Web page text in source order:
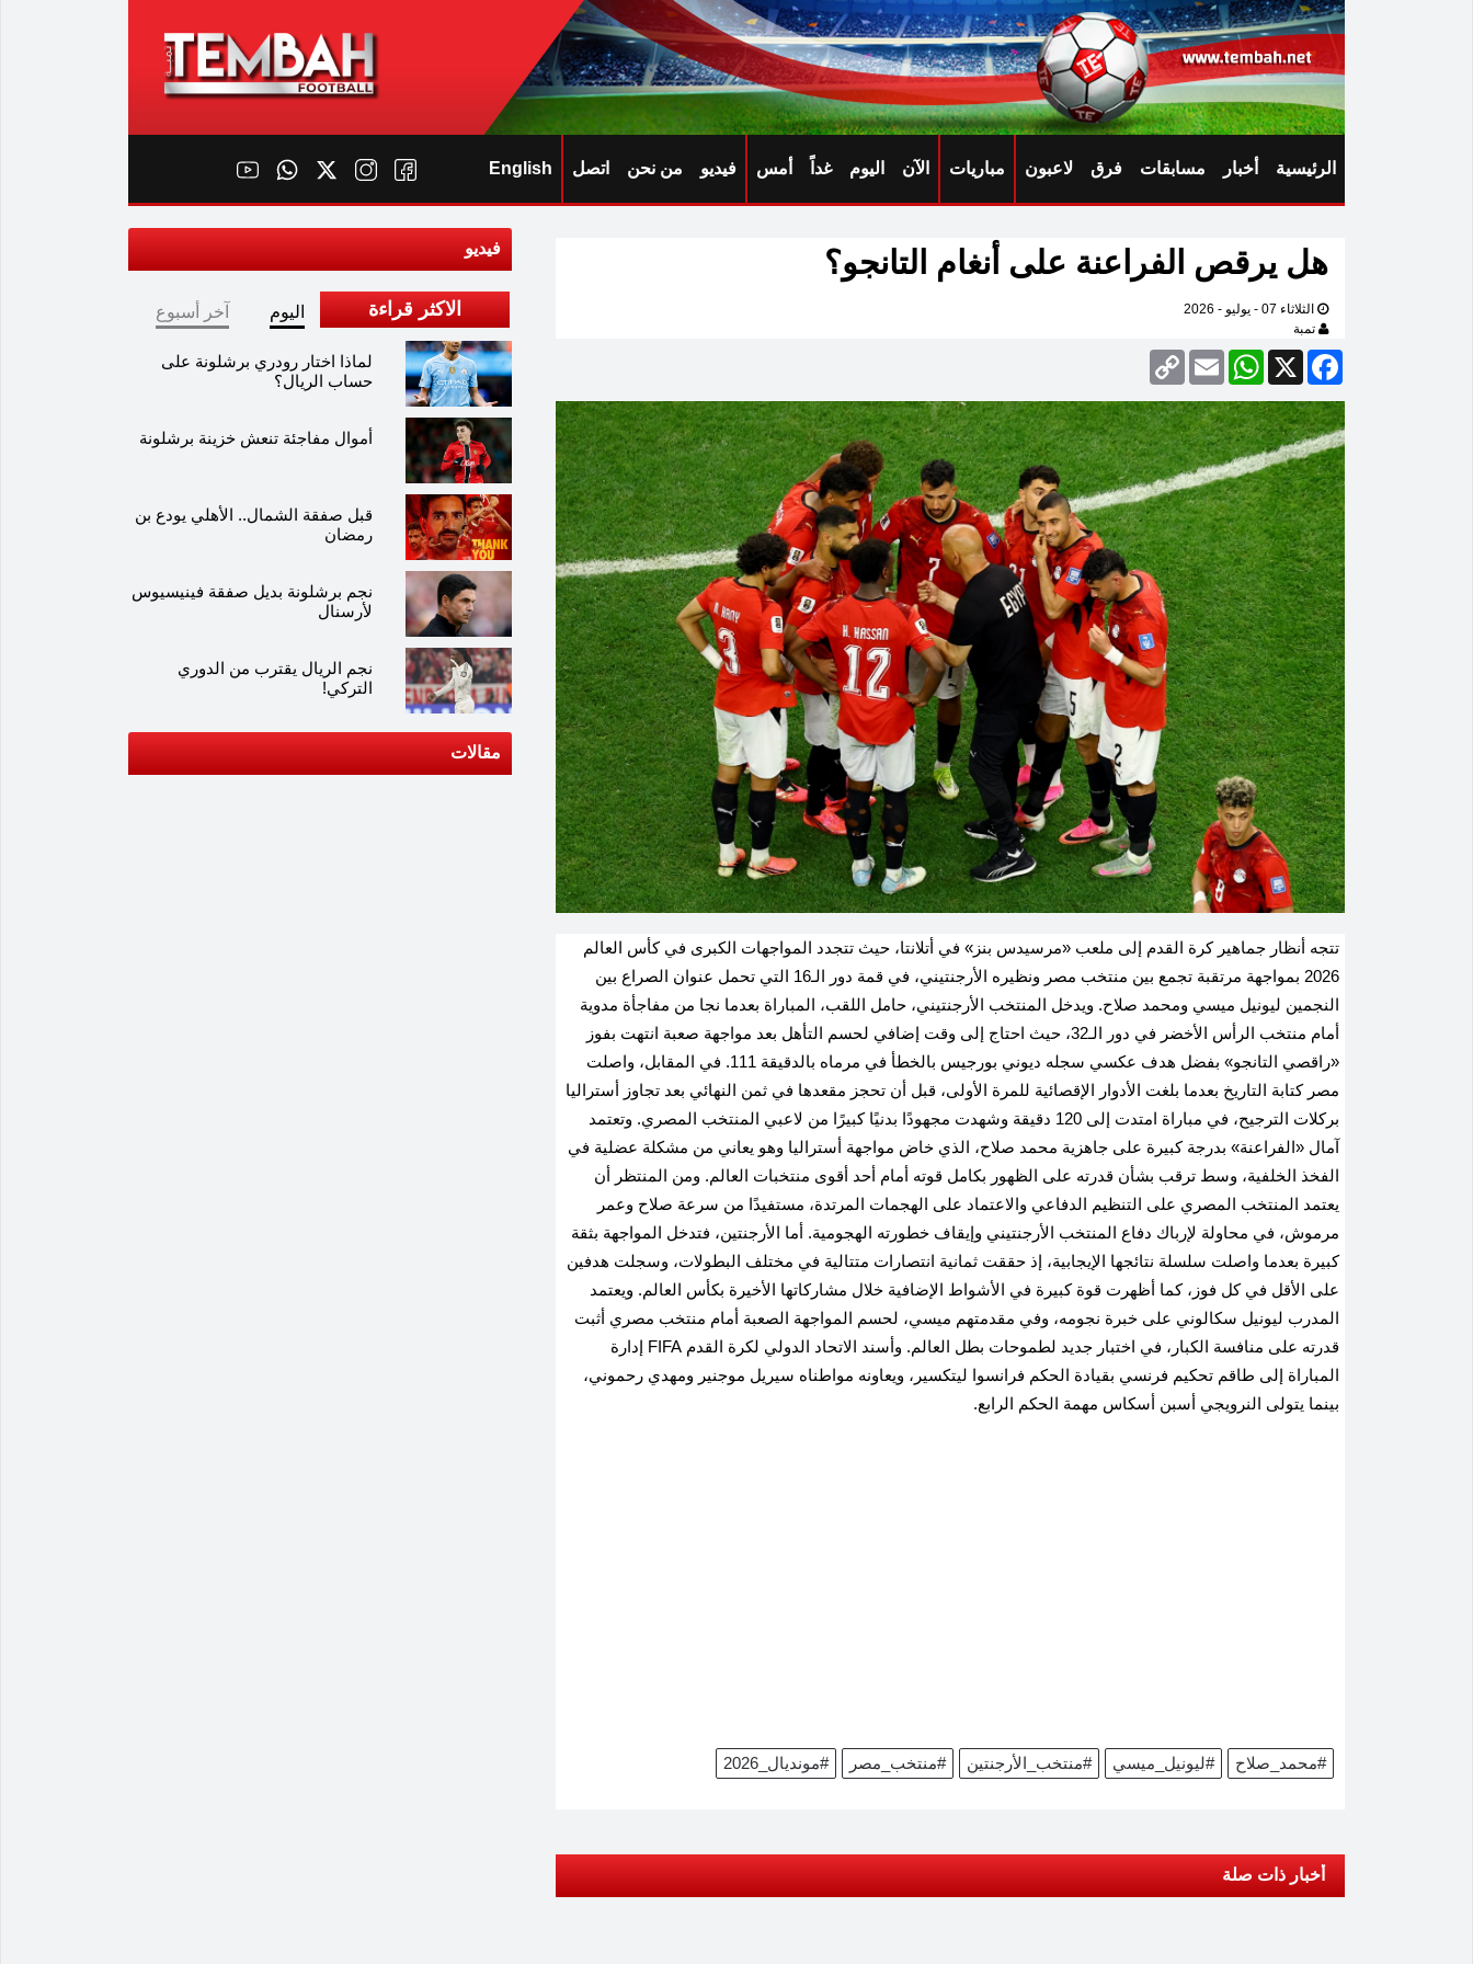
الرئيسية أخبار مسابقات فرق لاعبون مباريات الآن اليوم غداً أمس فيديو من نحن اتصل English
هل يرقص الفراعنة على أنغام التانجو؟
الثلاثاء 07 - يوليو - 2026
تمبة
Facebook
X
WhatsApp
Email
Copy
Link
تتجه أنظار جماهير كرة القدم إلى ملعب «مرسيدس بنز» في أتلانتا، حيث تتجدد المواجهات الكبرى في كأس العالم
2026 بمواجهة مرتقبة تجمع بين منتخب مصر ونظيره الأرجنتيني، في قمة دور الـ16 التي تحمل عنوان الصراع بين
النجمين ليونيل ميسي ومحمد صلاح. ويدخل المنتخب الأرجنتيني، حامل اللقب، المباراة بعدما نجا من مفاجأة مدوية
أمام منتخب الرأس الأخضر في دور الـ32، حيث احتاج إلى وقت إضافي لحسم التأهل بعد مواجهة صعبة انتهت بفوز
«راقصي التانجو» بفضل هدف عكسي سجله ديوني بورجيس بالخطأ في مرماه بالدقيقة 111. في المقابل، واصلت
مصر كتابة التاريخ بعدما بلغت الأدوار الإقصائية للمرة الأولى، قبل أن تحجز مقعدها في ثمن النهائي بعد تجاوز أستراليا
بركلات الترجيح، في مباراة امتدت إلى 120 دقيقة وشهدت مجهودًا بدنيًا كبيرًا من لاعبي المنتخب المصري. وتعتمد
آمال «الفراعنة» بدرجة كبيرة على جاهزية محمد صلاح، الذي خاض مواجهة أستراليا وهو يعاني من مشكلة عضلية في
الفخذ الخلفية، وسط ترقب بشأن قدرته على الظهور بكامل قوته أمام أحد أقوى منتخبات العالم. ومن المنتظر أن
يعتمد المنتخب المصري على التنظيم الدفاعي والاعتماد على الهجمات المرتدة، مستفيدًا من سرعة صلاح وعمر
مرموش، في محاولة لإرباك دفاع المنتخب الأرجنتيني وإيقاف خطورته الهجومية. أما الأرجنتين، فتدخل المواجهة بثقة
كبيرة بعدما واصلت سلسلة نتائجها الإيجابية، إذ حققت ثمانية انتصارات متتالية في مختلف البطولات، وسجلت هدفين
على الأقل في كل فوز، كما أظهرت قوة كبيرة في الأشواط الإضافية خلال مشاركاتها الأخيرة بكأس العالم. ويعتمد
المدرب ليونيل سكالوني على خبرة نجومه، وفي مقدمتهم ميسي، لحسم المواجهة الصعبة أمام منتخب مصري أثبت
قدرته على منافسة الكبار، في اختبار جديد لطموحات بطل العالم. وأسند الاتحاد الدولي لكرة القدم FIFA إدارة
المباراة إلى طاقم تحكيم فرنسي بقيادة الحكم فرانسوا ليتكسير، ويعاونه مواطناه سيريل موجنير ومهدي رحموني،
بينما يتولى النرويجي أسبن أسكاس مهمة الحكم الرابع.
#مونديال_2026 #منتخب_مصر #منتخب_الأرجنتين #ليونيل_ميسي #محمد_صلاح
أخبار ذات صلة
فيديو
الاكثر قراءة اليوم آخر أسبوع
لماذا اختار رودري برشلونة على
حساب الريال؟
أموال مفاجئة تنعش خزينة برشلونة
قبل صفقة الشمال.. الأهلي يودع بن
رمضان
نجم برشلونة بديل صفقة فينيسيوس
لأرسنال
نجم الريال يقترب من الدوري
التركي!
مقالات